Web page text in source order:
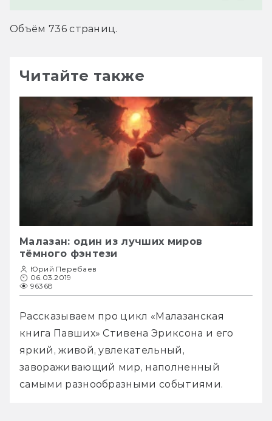
Объём 736 страниц.
Читайте также
Малазан: один из лучших миров
тёмного фэнтези
Юрий Перебаев
06.03.2019
96368
Рассказываем про цикл «Малазанская
книга Павших» Стивена Эриксона и его
яркий, живой, увлекательный,
завораживающий мир, наполненный
самыми разнообразными событиями.